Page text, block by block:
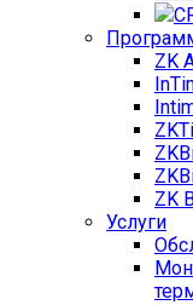
ZK
ZK
Услуги